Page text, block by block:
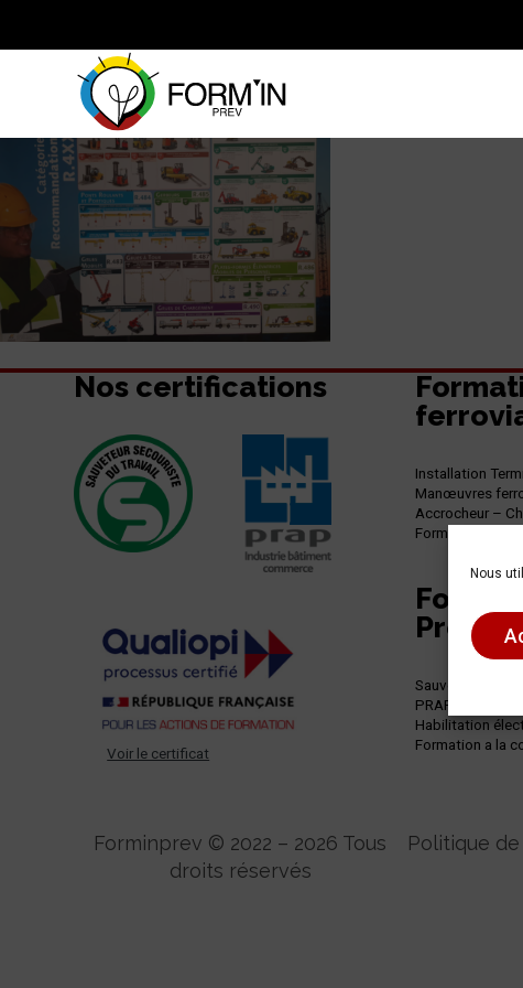
Nous
Nos certifications
Voir le certificat
Installation
Manœuvres
Accrocheur –
Formation de
Sauveteur
PRAP – Gestes
Habilitation
Formation a la
Forminprev © 2022 – 2026 Tous
droits réservés
Politique